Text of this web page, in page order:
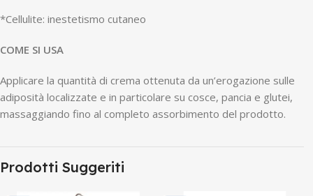
*Cellulite: inestetismo cutaneo
COME SI USA
Applicare la quantità di crema ottenuta da un’erogazione sulle
adiposità localizzate e in particolare su cosce, pancia e glutei,
massaggiando fino al completo assorbimento del prodotto.
Prodotti Suggeriti